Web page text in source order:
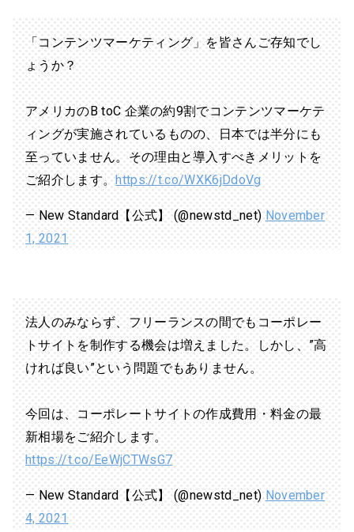
「コンテンツマーケティング」を皆さんご存知でし
ょうか？
アメリカのB toC 企業の約9割でコンテンツマーケテ
ィングが実施されているものの、日本では半分にも
至っていません。その理由と導入すべきメリットを
ご紹介します。https://t.co/WXK6jDdoVg
— New Standard【公式】 (@newstd_net)November
1, 2021
法人のみならず、フリーランスの間でもコーポレー
トサイトを制作する機会は増えました。しかし、”高
ければ良い”という問題でもありません。
今回は、コーポレートサイトの作成費用・料金の最
新相場をご紹介します。
https://t.co/EeWjCTWsG7
— New Standard【公式】 (@newstd_net)November
4, 2021